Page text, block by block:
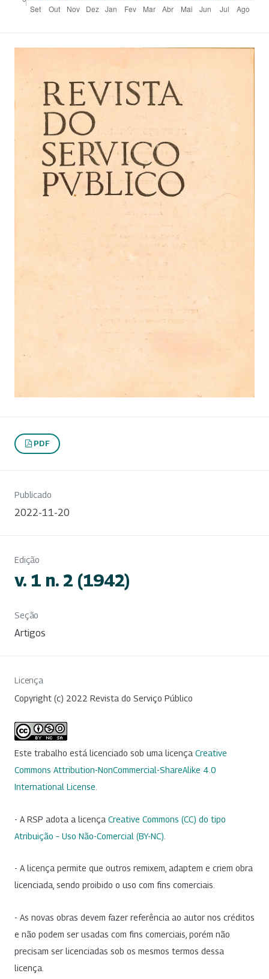
PDF
Publicado
2022-11-20
Edição
v. 1 n. 2 (1942)
Seção
Artigos
Licença
Copyright (c) 2022 Revista do Serviço Público
Este trabalho está licenciado sob uma licença Creative
Commons Attribution-NonCommercial-ShareAlike 4.0
International License
- A RSP adota a licença Creative Commons (CC) do tipo
Atribuição – Uso Não-Comercial (BY-NC)
- A licença permite que outros remixem, adaptem e criem obra
licenciada, sendo proibido o uso com fins comerciais.
- As novas obras devem fazer referência ao autor nos créditos
e não podem ser usadas com fins comerciais, porém não
precisam ser licenciadas sob os mesmos termos dessa
licença.